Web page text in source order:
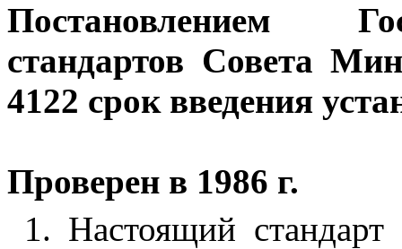
Постановлением
стандартов Совета
4122 срок введения
Проверен в 1986 г.
1. Настоящий стандарт